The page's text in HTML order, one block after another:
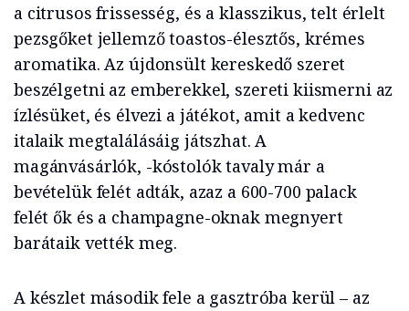
a citrusos frissesség, és a klasszikus, telt érlelt
pezsgőket jellemző toastos-élesztős, krémes
aromatika. Az újdonsült kereskedő szeret
beszélgetni az emberekkel, szereti kiismerni az
ízlésüket, és élvezi a játékot, amit a kedvenc
italaik megtalálásáig játszhat. A
magánvásárlók, -kóstolók tavaly már a
bevételük felét adták, azaz a 600-700 palack
felét ők és a champagne-oknak megnyert
barátaik vették meg.
A készlet második fele a gasztróba kerül – az